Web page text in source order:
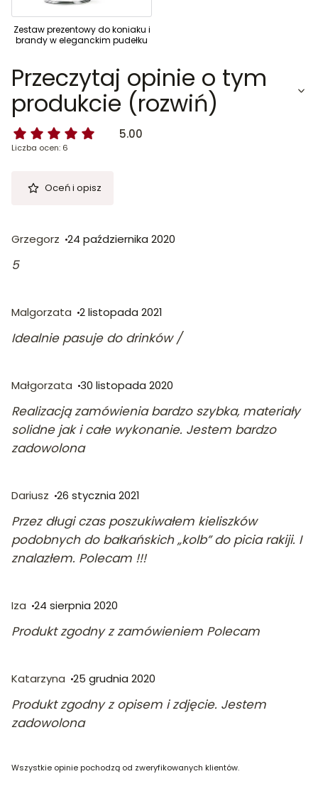
Zestaw prezentowy do koniaku i
brandy w eleganckim pudełku
Przeczytaj opinie o tym
produkcie (rozwiń)
5.00
Liczba ocen: 6
Oceń i opisz
Grzegorz 24 października 2020
5
Malgorzata 2 listopada 2021
Idealnie pasuje do drinków /
Małgorzata 30 listopada 2020
Realizacją zamówienia bardzo szybka, materiały
solidne jak i całe wykonanie. Jestem bardzo
zadowolona
Dariusz 26 stycznia 2021
Przez długi czas poszukiwałem kieliszków
podobnych do bałkańskich „kolb” do picia rakiji. I
znalazłem. Polecam !!!
Iza 24 sierpnia 2020
Produkt zgodny z zamówieniem Polecam
Katarzyna 25 grudnia 2020
Produkt zgodny z opisem i zdjęcie. Jestem
zadowolona
Wszystkie opinie pochodzą od zweryfikowanych klientów.